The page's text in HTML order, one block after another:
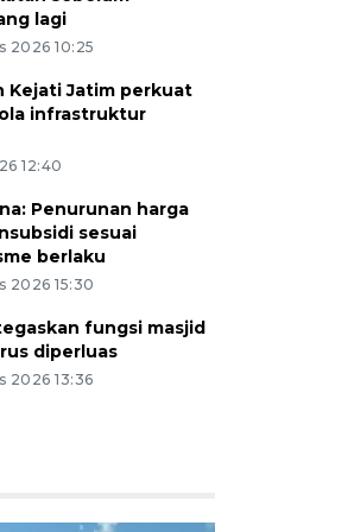
lagi
2026 10:25
Kejati Jatim perkuat
infrastruktur
12:40
Penurunan harga
sesuai
berlaku
2026 15:30
fungsi masjid
diperluas
2026 13:36